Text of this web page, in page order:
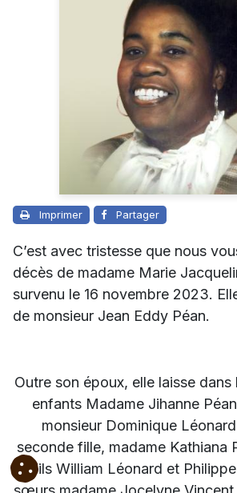
Imprimer Partager
C’est avec tristesse que nous
décès de madame Marie
survenu le 16 novembre 2023.
de monsieur Jean Eddy Péan.
Outre son époux, elle laisse dans
enfants Madame Jihanne
monsieur Dominique
seconde fille, madame Kathiana
fils William Léonard et